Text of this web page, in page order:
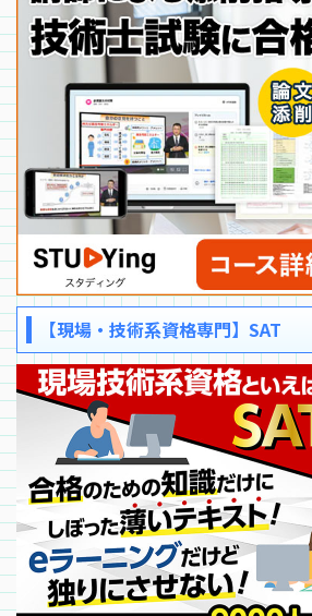
【現場・技術系資格専門】SAT